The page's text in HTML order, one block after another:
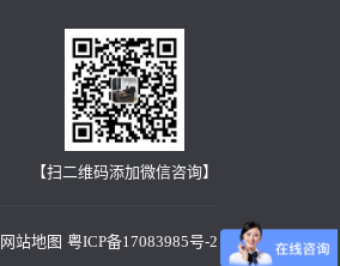
【扫二维码添加微信咨询】
网站地图 粤ICP备17083985号-2